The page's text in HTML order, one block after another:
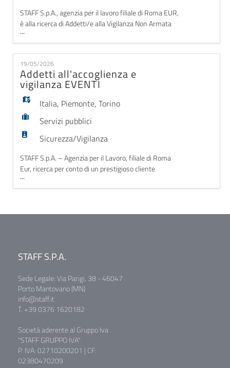
DE
ES
PT
STAFF S.p.A., agenzia per il lavoro filiale di Roma EUR,
è alla ricerca di Addetti/e alla Vigilanza Non Armata
da inserire presso supermercati nelle sedi di Bra (CN)
e Fossano (CN). La risorsa si occuperà di attività di
sorveglianza e controllo finalizzate alla tutela del
punto vendita, garantendo un ambiente sicuro per
clienti e personale. Ma
...
19/05/2026
Addetti all'accoglienza e
vigilanza EVENTI
Italia, Piemonte,Torino
Servizi pubblici
Sicurezza/Vigilanza
STAFF S.p.A. – Agenzia per il Lavoro, filiale di Roma
Eur, ricerca per conto di un prestigioso cliente
operante nel settore della sicurezza non armata, con
consolidata esperienza nella gestione di eventi
sorveglianza per EVENTI non armata – Torino e
...
STAFF S.P.A.
Sede Legale: Via Parigi, 38 - 46047
Porto Mantovano (MN)
info@staff.it
T. +39 0376 1620182
Società aderente al Gruppo Iva
"STAFF GRUPPO IVA"
P. IVA: 02710200201 | CF:
02380470209